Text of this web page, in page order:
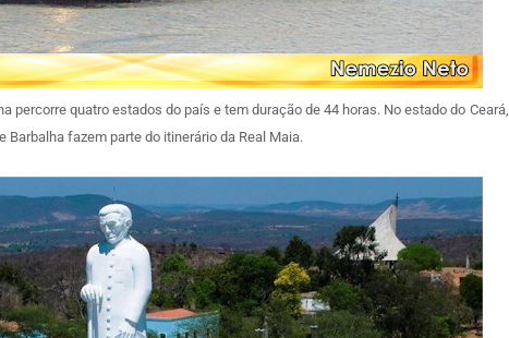
percorre quatro estados do país e tem duração de 44 horas. No estado do Ceará,
Barbalha fazem parte do itinerário da Real Maia.